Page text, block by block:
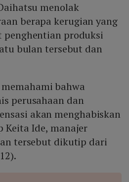
menolak
berapa kerugian yang
produksi
bulan tersebut dan
bahwa
perusahaan dan
akan menghabiskan
Keita Ide, manajer
tersebut dikutip dari